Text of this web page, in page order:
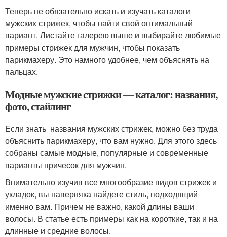
Теперь не обязательно искать и изучать каталоги
мужских стрижек, чтобы найти свой оптимальный
вариант. Листайте галерею выше и выбирайте любимые
примеры стрижек для мужчин, чтобы показать
парикмахеру. Это намного удобнее, чем объяснять на
пальцах.
Модные мужские стрижки — каталог: названия,
фото, стайлинг
Если знать названия мужских стрижек, можно без труда
объяснить парикмахеру, что вам нужно. Для этого здесь
собраны самые модные, популярные и современные
варианты причесок для мужчин.
Внимательно изучив все многообразие видов стрижек и
укладок, вы наверняка найдете стиль, подходящий
именно вам. Причем не важно, какой длины ваши
волосы. В статье есть примеры как на короткие, так и на
длинные и средние волосы.